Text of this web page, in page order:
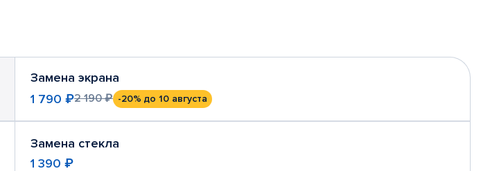
Замена экрана
1 790 ₽2 190 ₽ -20% до 10 августа
Замена стекла
1 390 ₽